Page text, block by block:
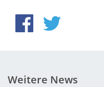
Weitere News